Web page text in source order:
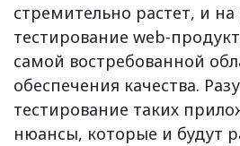
стремительно растет, и
тестирование web-
самой востребованной
обеспечения качества.
тестирование таких
нюансы, которые и будут